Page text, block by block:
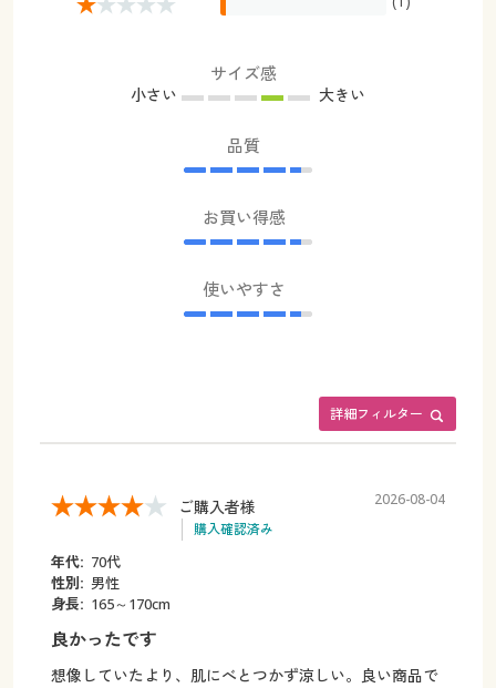
サイズ感
小さい 大きい
品質
お買い得感
使いやすさ
詳細フィルター
ご購入者様
購入確認済み
2026-08-04
年代: 70代
性別: 男性
身長: 165～170cm
良かったです
想像していたより、肌にべとつかず涼しい。良い商品で